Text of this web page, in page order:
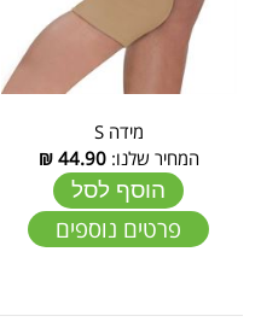
מידה S
המחיר שלנו:44.90
₪
הוסף לסל
פרטים נוספים